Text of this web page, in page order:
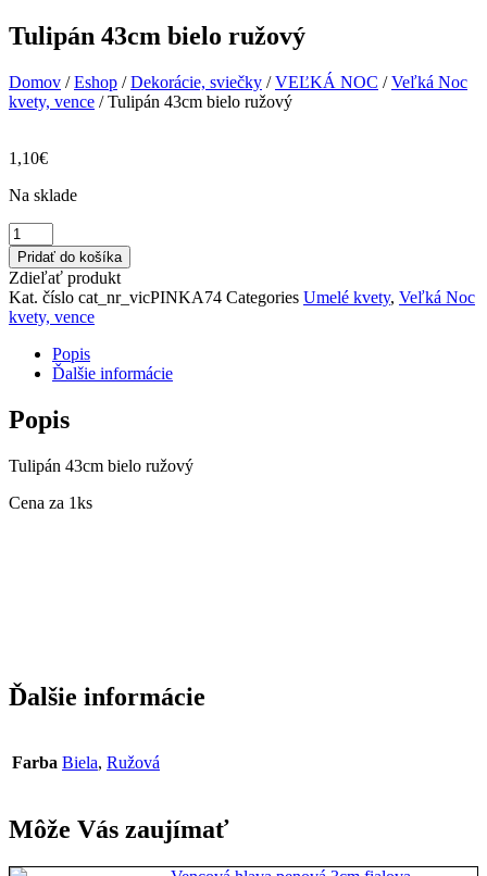
Tulipán 43cm bielo ružový
Domov /Eshop /Dekorácie, sviečky /VEĽKÁ NOC /Veľká Noc
kvety, vence / Tulipán 43cm bielo ružový
1,10€
Na sklade
množstvo
Tulipán
43cm
bielo
ružový
Pridať do košíka
Zdieľať produkt
Kat. číslo cat_nr_vicPINKA74 Categories Umelé kvety, Veľká Noc
kvety, vence
Popis
Ďalšie informácie
Popis
Tulipán 43cm bielo ružový
Cena za 1ks
Ďalšie informácie
Farba Biela, Ružová
Môže Vás zaujímať